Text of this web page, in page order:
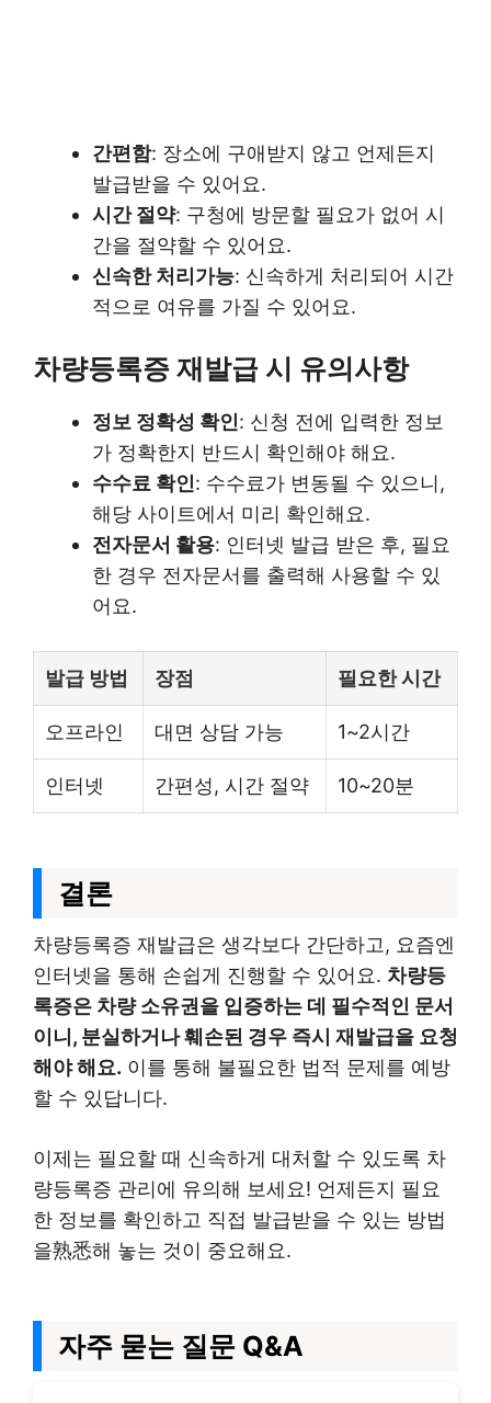
간편함: 장소에 구애받지 않고 언제든지
발급받을 수 있어요.
시간 절약: 구청에 방문할 필요가 없어 시
간을 절약할 수 있어요.
신속한 처리가능: 신속하게 처리되어 시간
적으로 여유를 가질 수 있어요.
차량등록증 재발급 시 유의사항
정보 정확성 확인: 신청 전에 입력한 정보
가 정확한지 반드시 확인해야 해요.
수수료 확인: 수수료가 변동될 수 있으니,
해당 사이트에서 미리 확인해요.
전자문서 활용: 인터넷 발급 받은 후, 필요
한 경우 전자문서를 출력해 사용할 수 있
어요.
발급 방법 장점 필요한 시간
오프라인 대면 상담 가능 1~2시간
인터넷 간편성, 시간 절약 10~20분
결론
차량등록증 재발급은 생각보다 간단하고, 요즘엔
인터넷을 통해 손쉽게 진행할 수 있어요. 차량등
록증은 차량 소유권을 입증하는 데 필수적인 문서
이니, 분실하거나 훼손된 경우 즉시 재발급을 요청
해야 해요. 이를 통해 불필요한 법적 문제를 예방
할 수 있답니다.
이제는 필요할 때 신속하게 대처할 수 있도록 차
량등록증 관리에 유의해 보세요! 언제든지 필요
한 정보를 확인하고 직접 발급받을 수 있는 방법
을熟悉해 놓는 것이 중요해요.
자주 묻는 질문 Q&A